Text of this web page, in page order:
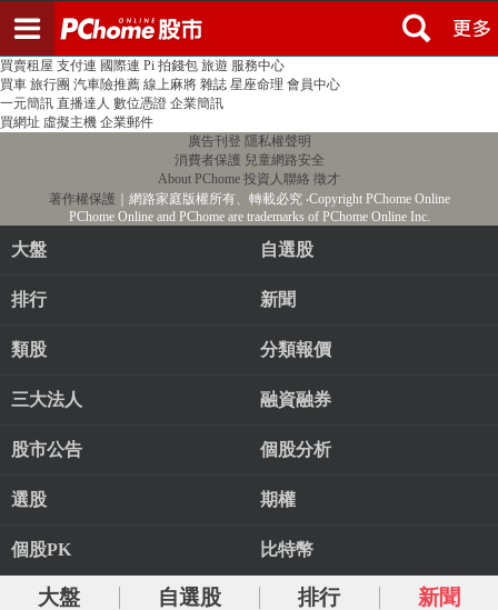
PChome首頁 線上購物 24h購物 書店
買賣租屋 支付連 國際連 Pi 拍錢包 旅遊 服務中心
買車 旅行團 汽車險推薦 線上麻將 雜誌 星座命理 會員中心
一元簡訊 直播達人 數位憑證 企業簡訊
買網址 虛擬主機 企業郵件
廣告刊登 隱私權聲明
消費者保護 兒童網路安全
About PChome 投資人聯絡 徵才
著作權保護 ｜網路家庭版權所有、轉載必究‧Copyright PChome Online
PChome Online and PChome are trademarks of PChome Online Inc.
大盤 自選股
排行 新聞
類股 分類報價
三大法人 融資融券
股市公告 個股分析
選股 期權
個股PK 比特幣
大盤 自選股 排行 新聞